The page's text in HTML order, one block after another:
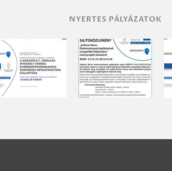
NYERTES PÁLYÁZATOK